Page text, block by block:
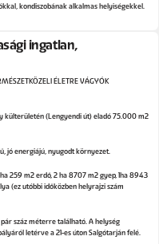
kondiszobának alkalmas helyiségekkel.
ingatlan,
ÉLETRE VÁGYÓK
külterületén (Lengyendi út) eladó 75.000 m2
jó energiájú, nyugodt környezet.
259 m2 erdő, 2 ha 8707 m2 gyep, 1ha 8943
(ez utóbbi időközben helyrajzi szám
száz méterre található. A helység
letérve a 21-es úton Salgótarján felé.